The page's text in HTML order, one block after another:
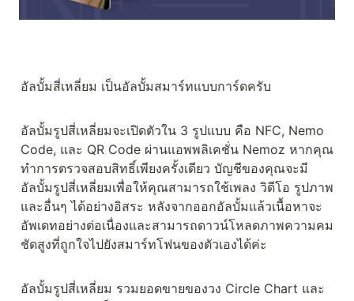
อัลบั้มสี่เหลี่ยม เป็นอัลบั้มสมาร์ทแบบการ์ดครับ
อัลบั้มรูปสี่เหลี่ยมจะเปิดตัวใน 3 รูปแบบ คือ NFC, Nemo
Code, และ QR Code ผ่านแอพพลิเคชั่น Nemoz หากคุณ
ทำการตรวจสอบสิทธิ์เพียงครั้งเดียว บัญชีของคุณจะมี
อัลบั้มรูปสี่เหลี่ยมเพื่อให้คุณสามารถใช้เพลง วิดีโอ รูปภาพ
และอื่นๆ ได้อย่างอิสระ หลังจากออกอัลบั้มแล้วเนื้อหาจะ
อัพเดทอย่างต่อเนื่องและสามารถดาวน์โหลดภาพความคม
ชัดสูงที่ถูกใจไปยังสมาร์ทโฟนของตัวเองได้ค่ะ
อัลบั้มรูปสี่เหลี่ยม รวมยอดขายของวง Circle Chart และ